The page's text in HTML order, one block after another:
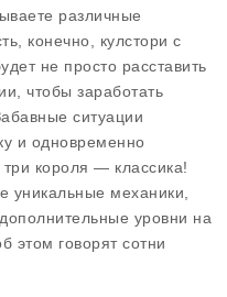
различные
конечно, кулстори с
не просто расставить
чтобы заработать
ситуации
и одновременно
короля — классика!
уникальные механики,
уровни на
этом говорят сотни